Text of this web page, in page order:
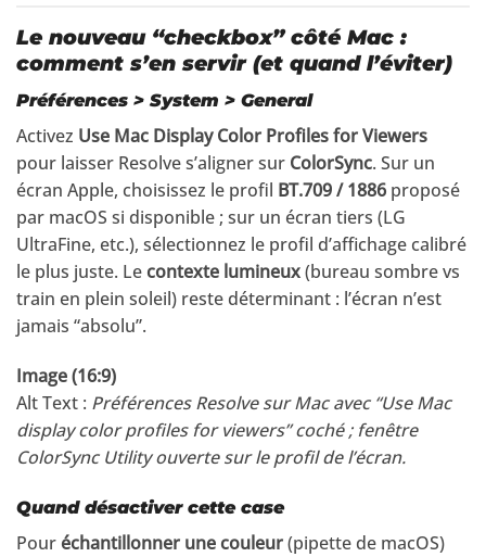
Le nouveau “checkbox” côté Mac :
comment s’en servir (et quand l’éviter)
Préférences > System > General
Activez Use Mac Display Color Profiles for Viewers
pour laisser Resolve s’aligner sur ColorSync. Sur un
écran Apple, choisissez le profil BT.709 / 1886 proposé
par macOS si disponible ; sur un écran tiers (LG
UltraFine, etc.), sélectionnez le profil d’affichage calibré
le plus juste. Le contexte lumineux(bureau sombre vs
train en plein soleil) reste déterminant : l’écran n’est
jamais “absolu”.
Image (16:9)
Alt Text : Préférences Resolve sur Mac avec “Use Mac
display color profiles for viewers” coché ; fenêtre
ColorSync Utility ouverte sur le profil de l’écran.
Quand désactiver cette case
Pour échantillonner une couleur(pipette de macOS)